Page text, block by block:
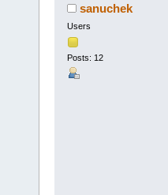
sanuchek
Users
Posts: 12